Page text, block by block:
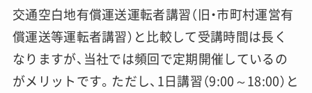
交通空白地有償運送運転者講習（旧・市町村運営有
償運送等運転者講習）と比較して受講時間は長く
なりますが、当社では頻回で定期開催しているの
がメリットです。ただし、1日講習（9:00～18:00）と